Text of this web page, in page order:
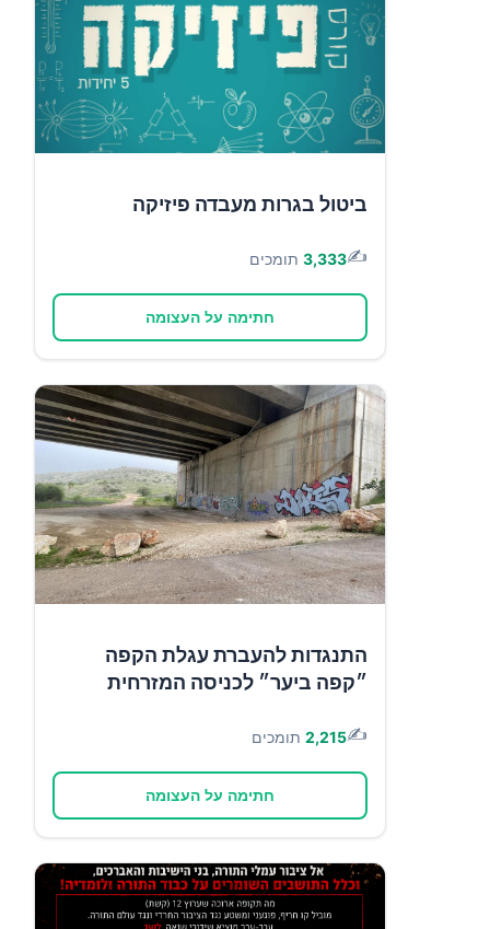
ביטול בגרות מעבדה פיזיקה
✍️
3,333 תומכים
חתימה על העצומה
התנגדות להעברת עגלת הקפה
״קפה ביער״ לכניסה המזרחית
✍️
2,215 תומכים
חתימה על העצומה